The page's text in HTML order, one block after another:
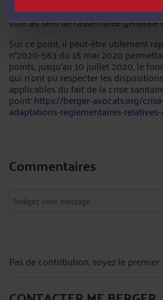
catégories d’adhérents qui n’ont
vote au sein de l’assemblée
Sur ce point, il peut-être utilement
n°2020-583 du 18 mai 2020
points, jusqu'au 10 juillet 2020, le
qui n’ont pu respecter les
applicables du fait de la crise
point:https://berger-avocats.org/
adaptations-reglementaires-
Commentaires
Pas de contribution, soyez le premier